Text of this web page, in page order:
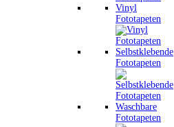
Vinyl
Fototapeten
Selbstklebende
Fototapeten
Waschbare
Fototapeten